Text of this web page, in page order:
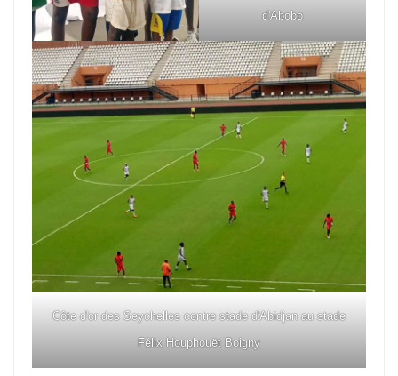
d'Abobo
Côte d'or des Seychelles contre stade d'Abidjan au stade
Félix Houphouët Boigny